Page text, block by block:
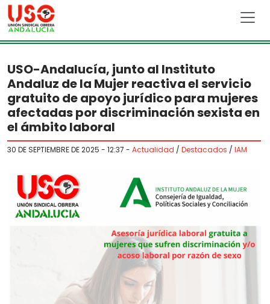
Skip to main content
USO-Andalucía, junto al Instituto
Andaluz de la Mujer reactiva el servicio
gratuito de apoyo jurídico para mujeres
afectadas por discriminación sexista en
el ámbito laboral
30 DE SEPTIEMBRE DE 2025 - 12:37 - Actualidad / Destacados / IAM